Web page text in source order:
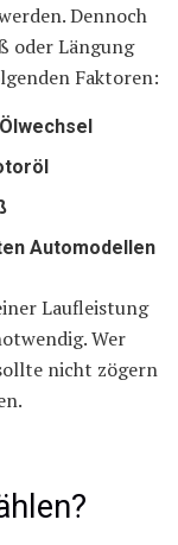
Dennoch
oder Längung
Faktoren:
Automodellen
Laufleistung
Wer
nicht zögern